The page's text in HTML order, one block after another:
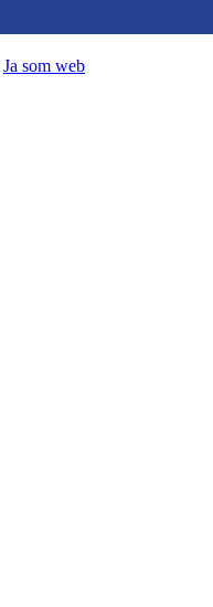
Ja som web